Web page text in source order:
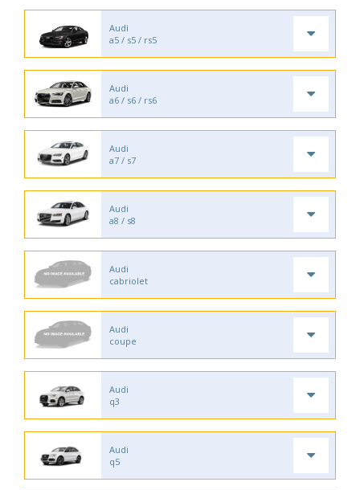
Audi
a5 / s5 / rs5
Audi
a6 / s6 / rs6
Audi
a7 / s7
Audi
a8 / s8
Audi
cabriolet
Audi
coupe
Audi
q3
Audi
q5